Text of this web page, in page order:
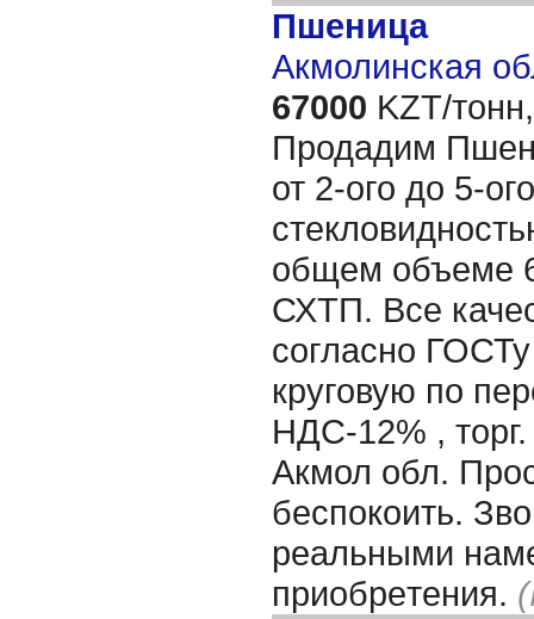
Пшеница
Акмолинская
67000 KZT/тонн,
Продадим
от 2-ого до 5-
общем объеме
СХТП. Все
согласно
круговую по
НДС-12% ,
Акмол обл.
беспокоить.
реальными
приобрeтения.